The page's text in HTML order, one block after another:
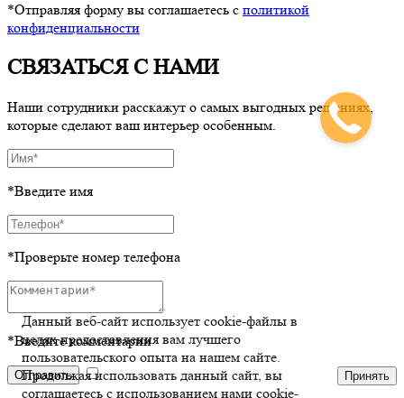
*Отправляя форму вы соглашаетесь с политикой
конфиденциальности
СВЯЗАТЬСЯ С НАМИ
Наши сотрудники расскажут о самых выгодных решениях,
которые сделают ваш интерьер особенным.
*Введите имя
*Проверьте номер телефона
*Введите комментарии
Отправить
Данный веб-сайт использует cookie-файлы в
целях предоставления вам лучшего
пользовательского опыта на нашем сайте.
Продолжая использовать данный сайт, вы
соглашаетесь с использованием нами cookie-
Принять